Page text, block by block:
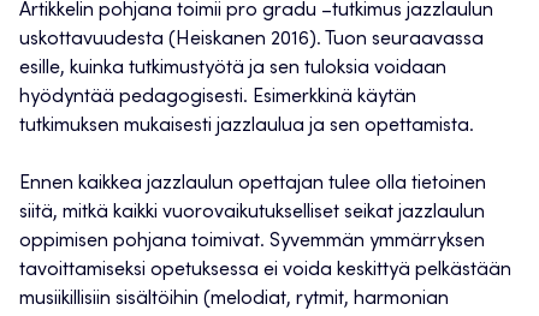
Artikkelin pohjana toimii pro gradu –tutkimus jazzlaulun
uskottavuudesta (Heiskanen 2016). Tuon seuraavassa
esille, kuinka tutkimustyötä ja sen tuloksia voidaan
hyödyntää pedagogisesti. Esimerkkinä käytän
tutkimuksen mukaisesti jazzlaulua ja sen opettamista.
Ennen kaikkea jazzlaulun opettajan tulee olla tietoinen
siitä, mitkä kaikki vuorovaikutukselliset seikat jazzlaulun
oppimisen pohjana toimivat. Syvemmän ymmärryksen
tavoittamiseksi opetuksessa ei voida keskittyä pelkästään
musiikillisiin sisältöihin (melodiat, rytmit, harmonian